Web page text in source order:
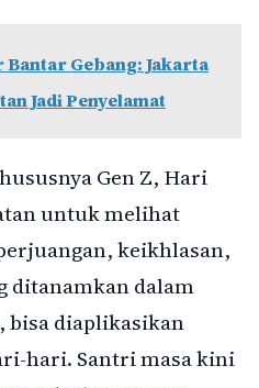
Gebang: Jakarta
Jadi Penyelamat
Gen Z, Hari
untuk melihat
keikhlasan,
ditanamkan dalam
bisa diaplikasikan
hari. Santri masa kini